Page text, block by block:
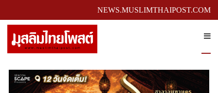
NEWS.MUSLIMTHAIPOST.COM